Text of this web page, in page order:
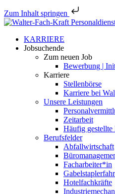
Zum Inhalt springen
Zum
springenKARRIERE
Jobsu­chende
Zum neuen Job
Bewerbung |
Karriere
Stellen­börse
Karriere bei
Unsere Leistungen
Zeitarbeit
Häufig gestellte
Berufs­felder
Abfall­wirt­schaft
Facharbeiter*in
Hotel­fach­kräfte